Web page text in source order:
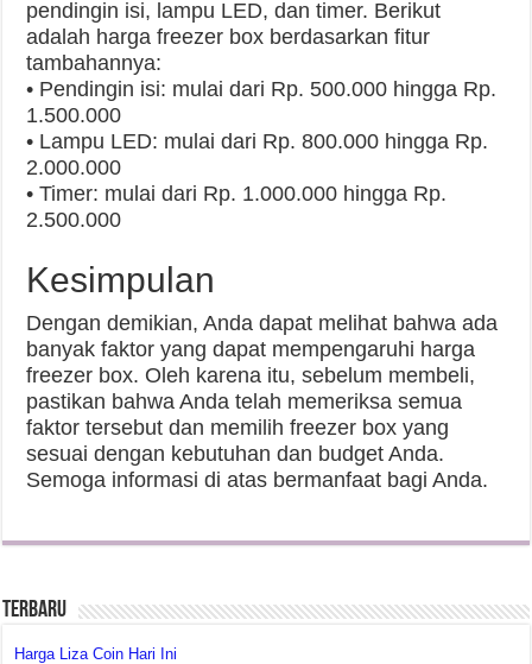
pendingin isi, lampu LED, dan timer. Berikut
adalah harga freezer box berdasarkan fitur
tambahannya:
• Pendingin isi: mulai dari Rp. 500.000 hingga Rp.
1.500.000
• Lampu LED: mulai dari Rp. 800.000 hingga Rp.
2.000.000
• Timer: mulai dari Rp. 1.000.000 hingga Rp.
2.500.000
Kesimpulan
Dengan demikian, Anda dapat melihat bahwa ada
banyak faktor yang dapat mempengaruhi harga
freezer box. Oleh karena itu, sebelum membeli,
pastikan bahwa Anda telah memeriksa semua
faktor tersebut dan memilih freezer box yang
sesuai dengan kebutuhan dan budget Anda.
Semoga informasi di atas bermanfaat bagi Anda.
Terbaru
Harga Liza Coin Hari Ini